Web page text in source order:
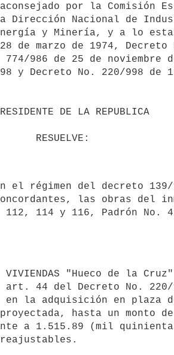
por la Comisión
Dirección Nacional de
y Minería, y a lo
de marzo de 1974, Decreto
986 de 25 de noviembre
y Decreto No. 220/998 de
las obras del
114 y 116, Padrón No.
44 del Decreto No. 220/
en la adquisición en plaza
hasta un monto
a 1.515.89 (mil